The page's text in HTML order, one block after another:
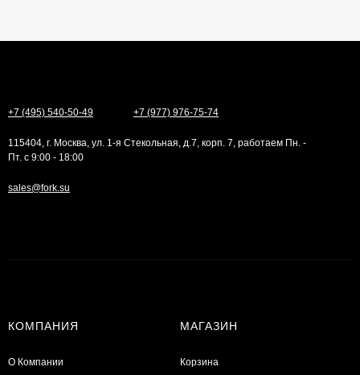
+7 (495) 540-50-49 +7 (977) 976-75-74
115404, г. Москва, ул. 1-я Стекольная, д.7, корп. 7, работаем Пн. -
Пт. с 9:00 - 18:00
sales@fork.su
КОМПАНИЯ
О Компании
МАГАЗИН
Корзина